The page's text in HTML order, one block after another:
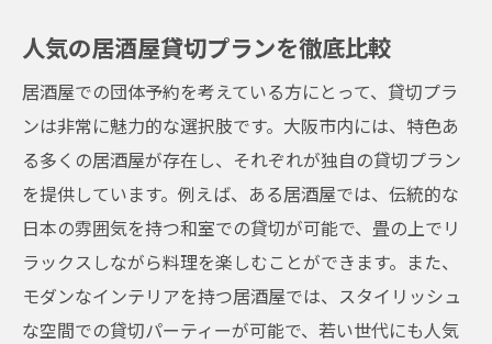
ン活用法
居酒屋選びで幹事も安心大阪市でプライベート
感を追求
幹事が安心できる居酒屋選びのポイント
プライベート感を重視した居酒屋の選び方
大阪市で人気のプライベート居酒屋特集
居酒屋選びの失敗を避けるためのヒント
幹事必見！居酒屋選びで重視したい点
人気の居酒屋貸切プランを徹底比較
居酒屋での団体予約を考えている方にとって、貸切プラ
ンは非常に魅力的な選択肢です。大阪市内には、特色あ
る多くの居酒屋が存在し、それぞれが独自の貸切プラン
を提供しています。例えば、ある居酒屋では、伝統的な
日本の雰囲気を持つ和室での貸切が可能で、畳の上でリ
ラックスしながら料理を楽しむことができます。また、
モダンなインテリアを持つ居酒屋では、スタイリッシュ
な空間での貸切パーティーが可能で、若い世代にも人気